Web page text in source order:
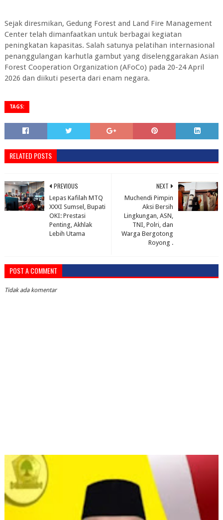
Sejak diresmikan, Gedung Forest and Land Fire Management
Center telah dimanfaatkan untuk berbagai kegiatan
peningkatan kapasitas. Salah satunya pelatihan internasional
penanggulangan karhutla gambut yang diselenggarakan Asian
Forest Cooperation Organization (AFoCo) pada 20-24 April
2026 dan diikuti peserta dari enam negara.
TAGS:
RELATED POSTS
NEXT
Muchendi Pimpin
Aksi Bersih
Lingkungan, ASN,
TNI, Polri, dan
Warga Bergotong
Royong .
PREVIOUS
Lepas Kafilah MTQ
XXXI Sumsel, Bupati
OKI: Prestasi
Penting, Akhlak
Lebih Utama
POST A COMMENT
Tidak ada komentar